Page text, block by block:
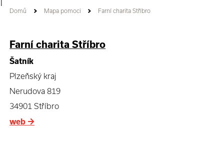
Domů Mapa pomoci Farní charita Stříbro
Farní charita Stříbro
Šatník
Plzeňský kraj
Nerudova 819
34901 Stříbro
web →